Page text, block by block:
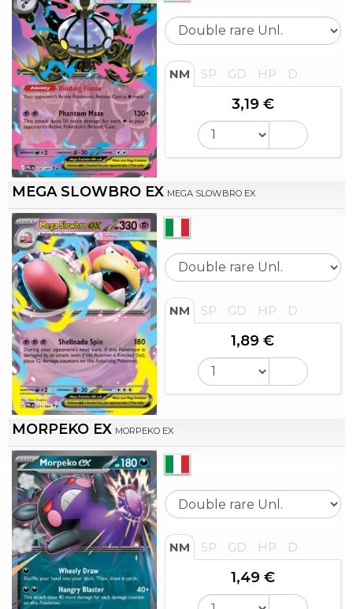
NM SP GD HP D
3,19 €
MEGA SLOWBRO EX MEGA SLOWBRO EX
NM SP GD HP D
1,89 €
MORPEKO EX MORPEKO EX
NM SP GD HP D
1,49 €